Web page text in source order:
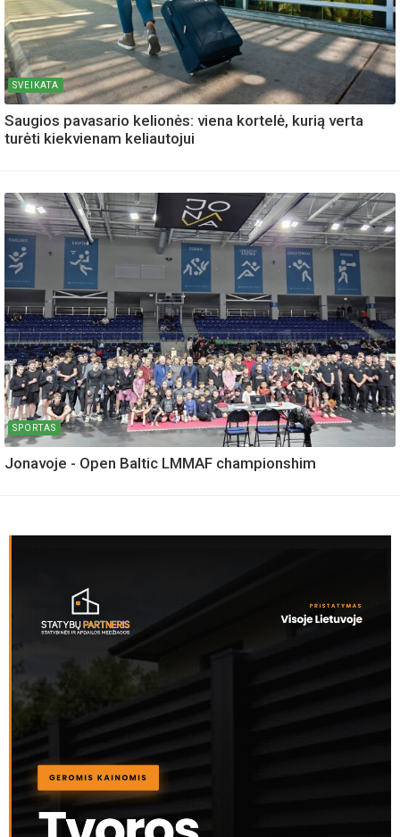
SVEIKATA
Saugios pavasario kelionės: viena kortelė, kurią verta
turėti kiekvienam keliautojui
SPORTAS
Jonavoje - Open Baltic LMMAF championshim